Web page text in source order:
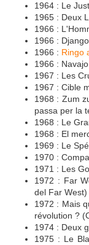
1964 : Le
1965 : Deux
1966 :
1966 : Django
1966 : Ringo
1966 :
1967 : Les
1967 : Cible
1968 : Zum
passa per la
1968 : Le
1968 : El
1969 : Le
1970 :
1971 : Les
1972 : Far
del Far West)
1972 : Mais
révolution ?
1974 : Deux
1975 : Le